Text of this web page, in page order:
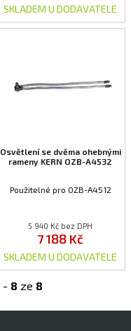
SKLADEM U DODAVATELE
Osvětlení se dvěma ohebnými
rameny KERN OZB-A4532
Použitelné pro OZB-A4512
5 940 Kč bez DPH
7 188 Kč
SKLADEM U DODAVATELE
- 8 ze 8